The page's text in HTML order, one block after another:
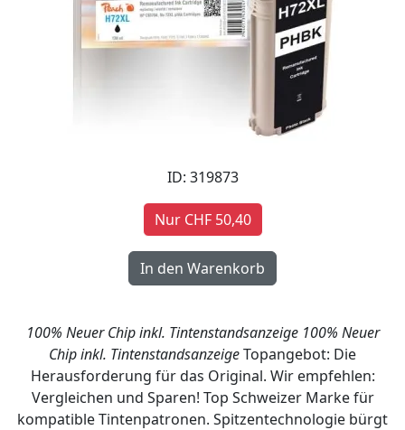
ID: 319873
Nur CHF 50,40
100% Neuer Chip inkl. Tintenstandsanzeige 100% Neuer
Chip inkl. TintenstandsanzeigeTopangebot: Die
Herausforderung für das Original. Wir empfehlen:
Vergleichen und Sparen! Top Schweizer Marke für
kompatible Tintenpatronen. Spitzentechnologie bürgt